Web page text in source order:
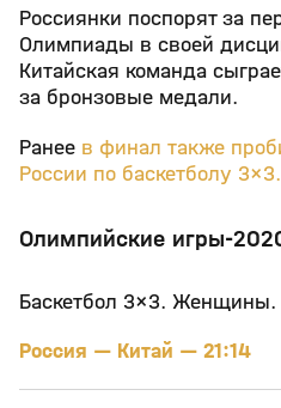
Россиянки поспорят за
Олимпиады в своей
Китайская команда
за бронзовые медали.
Ранее в финал также
России по баскетболу 3×3.
Олимпийские игры-
Баскетбол 3×3.
Россия — Китай — 21:14